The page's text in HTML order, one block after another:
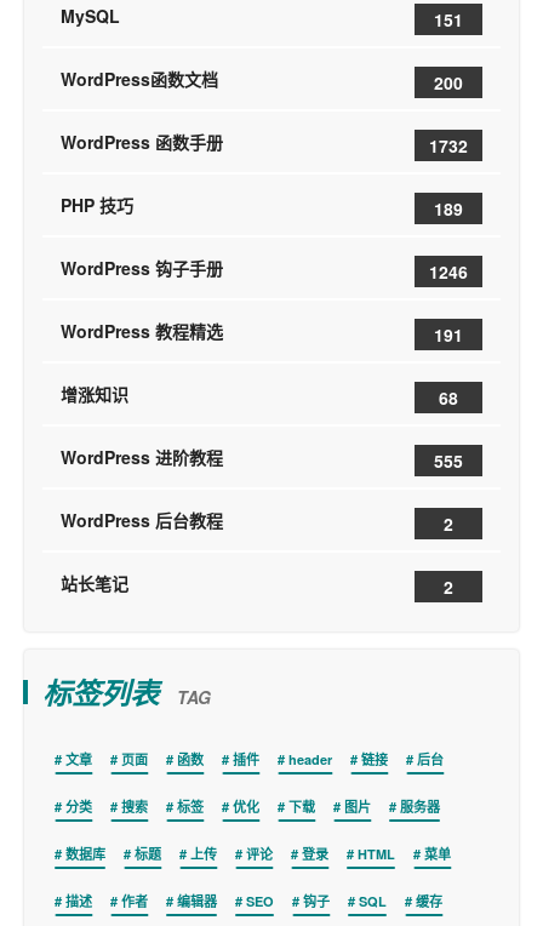
MySQL 151
WordPress函数文档 200
WordPress 函数手册 1732
PHP 技巧 189
WordPress 钩子手册 1246
WordPress 教程精选 191
增涨知识 68
WordPress 进阶教程 555
WordPress 后台教程 2
站长笔记 2
标签列表 TAG
文章 页面 函数 插件 header 链接 后台
分类 搜索 标签 优化 下载 图片 服务器
数据库 标题 上传 评论 登录 HTML 菜单
描述 作者 编辑器 SEO 钩子 SQL 缓存